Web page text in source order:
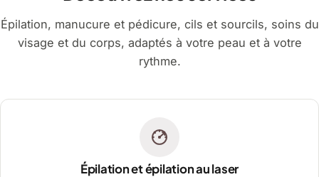
Épilation, manucure et pédicure, cils et sourcils, soins du
visage et du corps, adaptés à votre peau et à votre
rythme.
Épilation et épilation au laser